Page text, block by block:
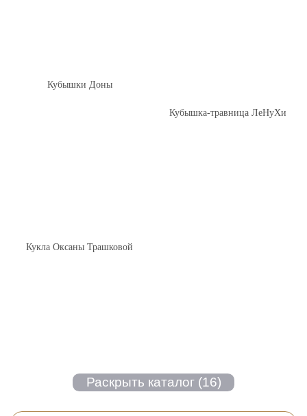
Кубышки Доны
Кубышка-травница ЛеНуХи
Кукла Оксаны Трашковой